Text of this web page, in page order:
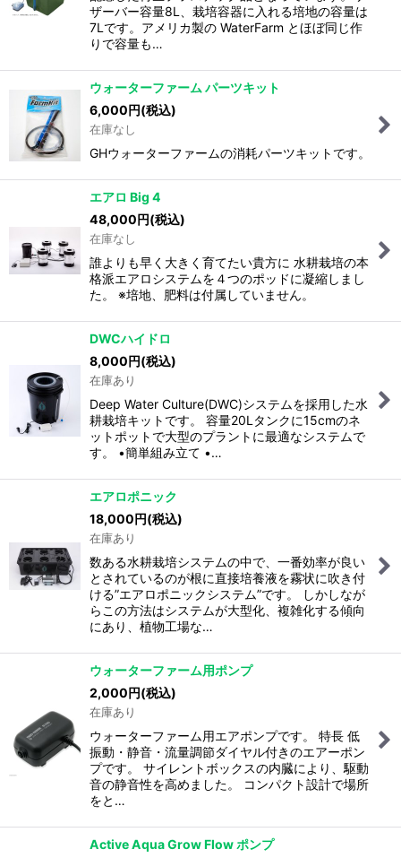
ザーバー容量8L、栽培容器に入れる培地の容量は
7Lです。アメリカ製の WaterFarm とほぼ同じ作
りで容量も…
ウォーターファーム パーツキット
6,000円(税込)
在庫なし
GHウォーターファームの消耗パーツキットです。
エアロ Big 4
48,000円(税込)
在庫なし
誰よりも早く大きく育てたい貴方に 水耕栽培の本
格派エアロシステムを４つのポッドに凝縮しまし
た。 ※培地、肥料は付属していません。
DWCハイドロ
8,000円(税込)
在庫あり
Deep Water Culture(DWC)システムを採用した水
耕栽培キットです。 容量20Lタンクに15cmのネ
ットポットで大型のプラントに最適なシステムで
す。 •簡単組み立て •…
エアロポニック
18,000円(税込)
在庫あり
数ある水耕栽培システムの中で、一番効率が良い
とされているのが根に直接培養液を霧状に吹き付
ける”エアロポニックシステム”です。 しかしなが
らこの方法はシステムが大型化、複雑化する傾向
にあり、植物工場な…
ウォーターファーム用ポンプ
2,000円(税込)
在庫あり
ウォーターファーム用エアポンプです。 特長 低
振動・静音・流量調節ダイヤル付きのエアーポン
プです。 サイレントボックスの内臓により、駆動
音の静音性を高めました。 コンパクト設計で場所
をと…
Active Aqua Grow Flow ポンプ